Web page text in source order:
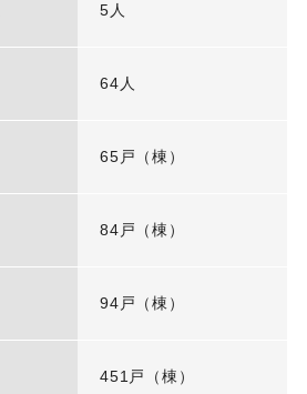
5人
64人
65戸（棟）
84戸（棟）
94戸（棟）
451戸（棟）